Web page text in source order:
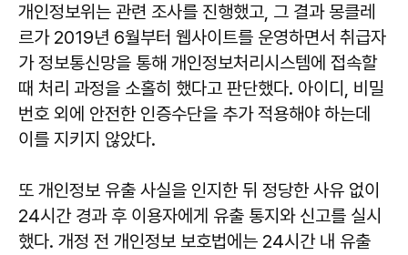
개인정보위는 관련 조사를 진행했고, 그 결과 몽클레
르가 2019년 6월부터 웹사이트를 운영하면서 취급자
가 정보통신망을 통해 개인정보처리시스템에 접속할
때 처리 과정을 소홀히 했다고 판단했다. 아이디, 비밀
번호 외에 안전한 인증수단을 추가 적용해야 하는데
이를 지키지 않았다.
또 개인정보 유출 사실을 인지한 뒤 정당한 사유 없이
24시간 경과 후 이용자에게 유출 통지와 신고를 실시
했다. 개정 전 개인정보 보호법에는 24시간 내 유출